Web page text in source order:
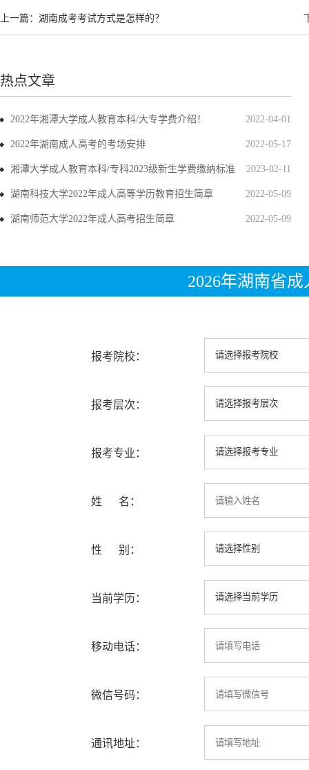
上一篇： 湖南成考考试方式是怎样的？
热点文章
2022-04-01
2022年湘潭大学成人教育本科/大专学费介绍！
2022-05-17
2022年湖南成人高考的考场安排
2023-02-11
湘潭大学成人教育本科/专科2023级新生学费缴纳标准
2022-05-09
湖南科技大学2022年成人高等学历教育招生简章
2022-05-09
湖南师范大学2022年成人高考招生简章
2026年湖南省
报考院校：
报考层次：
报考专业：
姓 名：
性 别：
当前学历：
移动电话：
微信号码：
通讯地址：